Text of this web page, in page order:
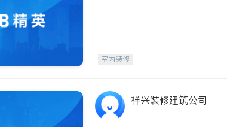
室内装修
祥兴装修建筑公司